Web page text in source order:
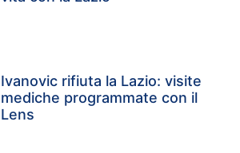
Ivanovic rifiuta la Lazio: visite
mediche programmate con il
Lens